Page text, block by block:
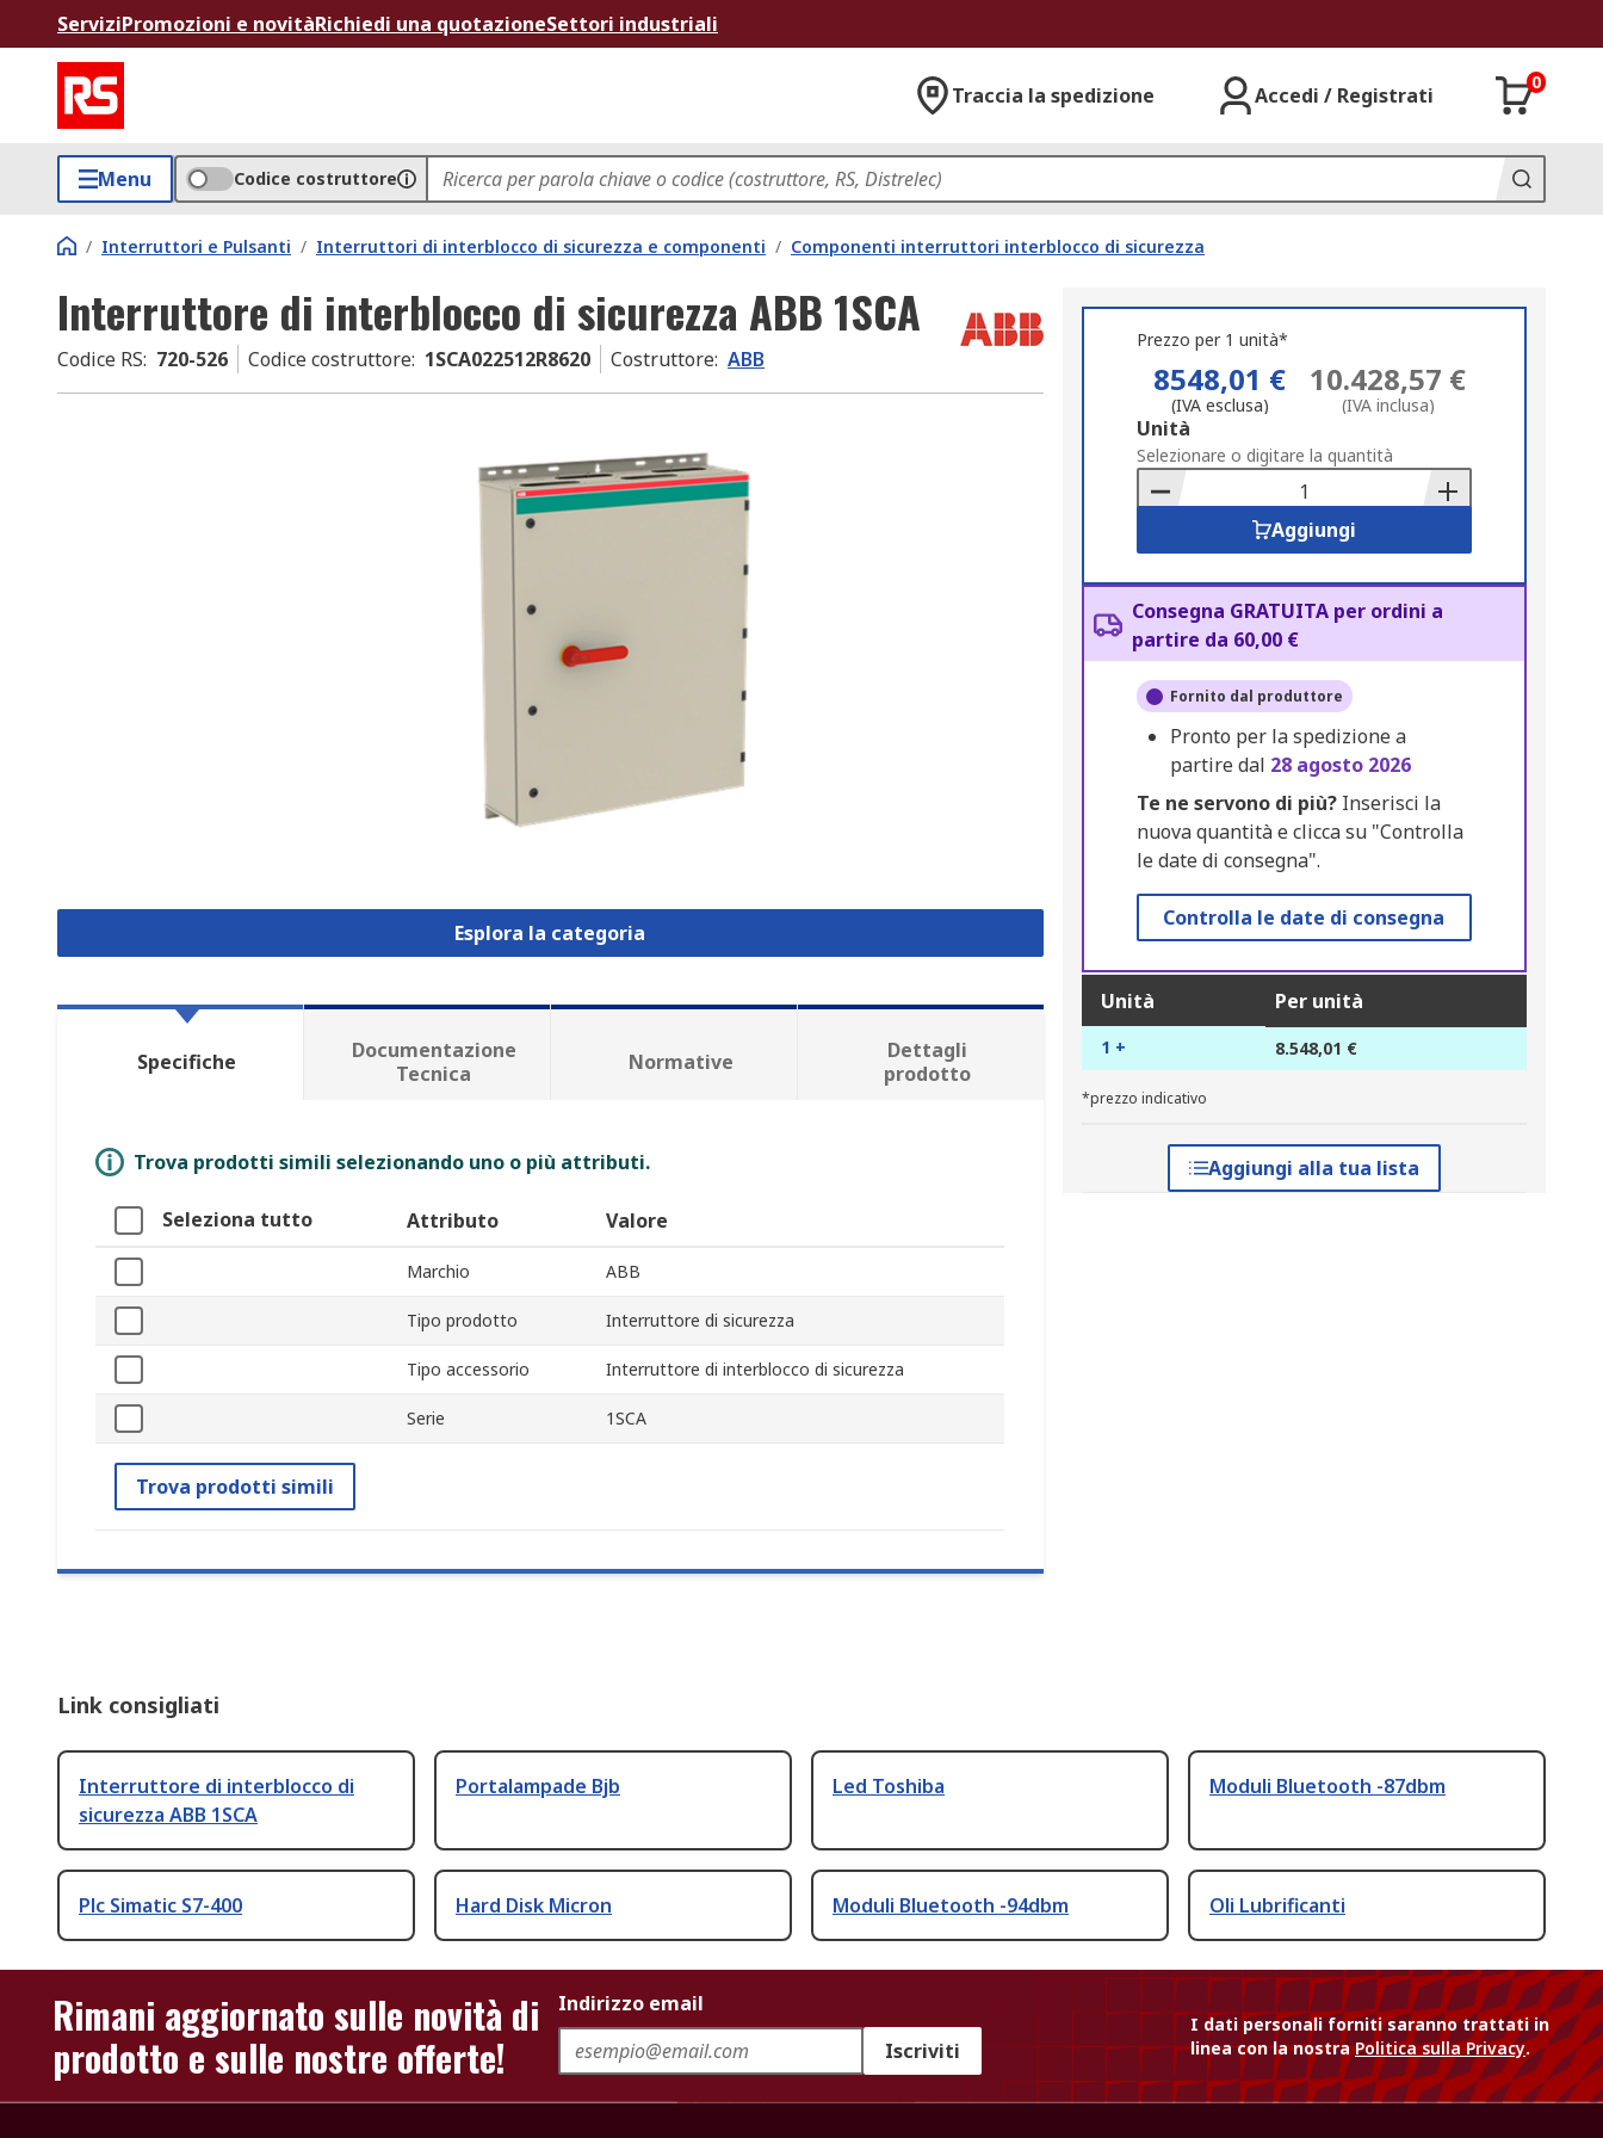
ServiziPromozioni e novitàRichiedi una quotazioneSettori industriali
Traccia la spedizione Accedi / Registrati
0
Menu Codice costruttore
/ Interruttori e Pulsanti / Interruttori di interblocco di sicurezza e componenti / Componenti interruttori interblocco di sicurezza
Interruttore di interblocco di sicurezza ABB 1SCA
Codice RS: 720-526 Codice costruttore: 1SCA022512R8620 Costruttore: ABB
Esplora la categoria
Prezzo per 1 unità*
8548,01 €
(IVA esclusa)
10.428,57 €
(IVA inclusa)
Add
to
Basket
Unità
Selezionare o digitare la quantità
Aggiungi
Consegna GRATUITA per ordini a
partire da 60,00 €
Fornito dal produttore
Pronto per la spedizione a
partire dal 28 agosto 2026
Te ne servono di più?Inserisci la
nuova quantità e clicca su "Controlla
le date di consegna".
Controlla le date di consegna
Unità Per unità
1 + 8.548,01 €
*prezzo indicativo
Aggiungi alla tua lista
Specifiche
Documentazione
Tecnica
Normative
Dettagli
prodotto
Trova prodotti simili selezionando uno o più attributi.
Seleziona tutto Attributo Valore
Marchio ABB
Tipo prodotto Interruttore di sicurezza
Tipo accessorio Interruttore di interblocco di sicurezza
Serie 1SCA
Trova prodotti simili
Link consigliati
Interruttore di interblocco di
sicurezza ABB 1SCA
Portalampade Bjb Led Toshiba Moduli Bluetooth -87dbm
Plc Simatic S7-400 Hard Disk Micron Moduli Bluetooth -94dbm Oli Lubrificanti
Rimani aggiornato sulle novità di
prodotto e sulle nostre offerte!
Indirizzo email
Iscriviti
I dati personali forniti saranno trattati in
linea con la nostraPolitica sulla Privacy.